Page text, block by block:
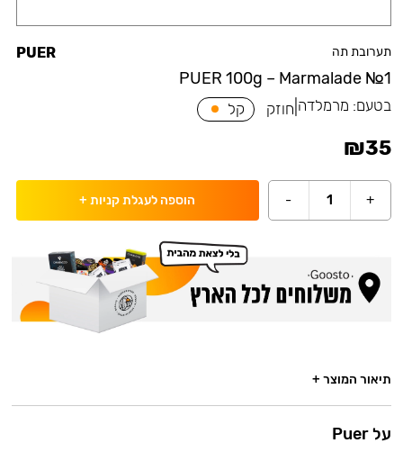
תערובת תה
PUER 100g – Marmalade №1
PUER
בטעם: מרמלדה חוזק קל
₪35
+
1
- הוספה לעגלת קניות +
תיאור המוצר +
על Puer